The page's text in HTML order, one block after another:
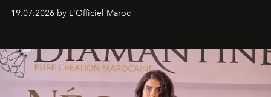
programmation pensée comme une succession de
rendez-vous avec l’océan.
19.07.2026 by L'Officiel Maroc